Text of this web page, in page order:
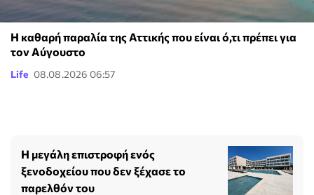
Η καθαρή παραλία της Αττικής που είναι ό,τι πρέπει για
τον Αύγουστο
Life 08.08.2026 06:57
Η μεγάλη επιστροφή ενός
ξενοδοχείου που δεν ξέχασε το
παρελθόν του